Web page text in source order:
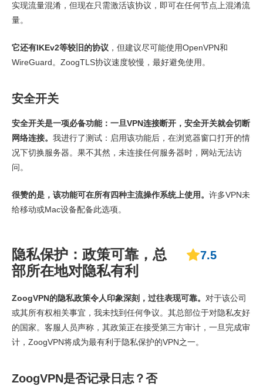
实现流量混淆，但现在只需激活该协议，即可在任何节点上混淆流
量。
它还有IKEv2等较旧的协议 ，但建议尽可能使用OpenVPN和
WireGuard。ZoogTLS协议速度较慢，最好避免使用。
安全开关
安全开关是一项必备功能：一旦VPN连接断开，安全开关就会切断
网络连接。 我进行了测试：启用该功能后，在浏览器窗口打开的情
况下切换服务器。果不其然，未连接任何服务器时，网站无法访
问。
很赞的是，该功能可在所有四种主流操作系统上使用。 许多VPN未
给移动或Mac设备配备此选项。
隐私保护：政策可靠，总
部所在地对隐私有利
7.5
ZoogVPN的隐私政策令人印象深刻，过往表现可靠。 对于该公司
或其所有权相关事宜，我未找到任何争议。其总部位于对隐私友好
的国家。客服人员声称，其政策正在接受第三方审计，一旦完成审
计，ZoogVPN将成为最有利于隐私保护的VPN之一。
ZoogVPN是否记录日志？否